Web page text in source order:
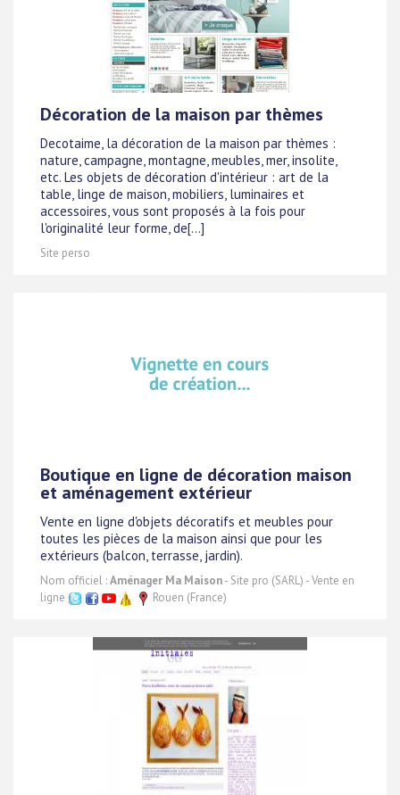
Décoration de la maison par thèmes
Decotaime, la décoration de la maison par thèmes :
nature, campagne, montagne, meubles, mer, insolite,
etc. Les objets de décoration d'intérieur : art de la
table, linge de maison, mobiliers, luminaires et
accessoires, vous sont proposés à la fois pour
l'originalité leur forme, de[...]
Site perso
Boutique en ligne de décoration maison
et aménagement extérieur
Vente en ligne d'objets décoratifs et meubles pour
toutes les pièces de la maison ainsi que pour les
extérieurs (balcon, terrasse, jardin).
Nom officiel :Aménager Ma Maison- Site pro (SARL) - Vente en
ligne
Rouen (France)